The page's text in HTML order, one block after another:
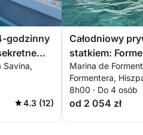
godzinny
Savina,
4.3 (12)
Całodniowy
statkiem:
Marina de
Formentera,
8h00 · Do 4 osób
od 2 054 zł